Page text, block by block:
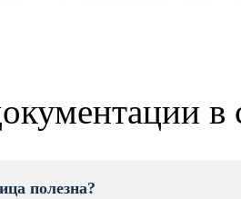
в
полезна?